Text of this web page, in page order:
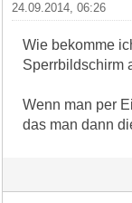
24.09.2014, 06:26
Wie bekomme
Sperrbildschirm
Wenn man per
das man dann